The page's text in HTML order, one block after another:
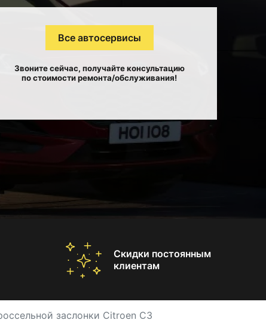
Все автосервисы
Звоните сейчас, получайте консультацию
по стоимости ремонта/обслуживания!
Скидки постоянным
клиентам
заслонки Citroen C3